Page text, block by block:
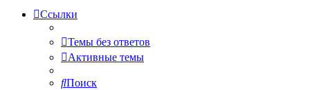
Ссылки
Темы без ответов
Активные темы
Поиск